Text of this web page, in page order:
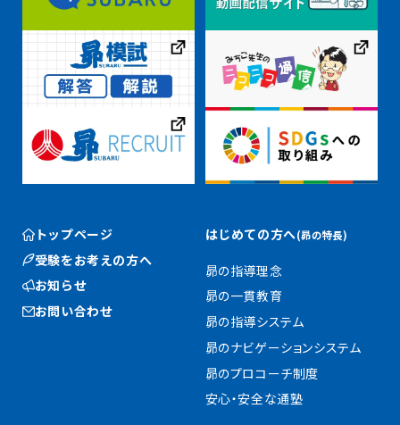
トップページ
受験をお考えの方へ
お知らせ
お問い合わせ
はじめての方へ(昴の特長)
昴の指導理念
昴の一貫教育
昴の指導システム
昴のナビゲーションシステム
昴のプロコーチ制度
安心・安全な通塾